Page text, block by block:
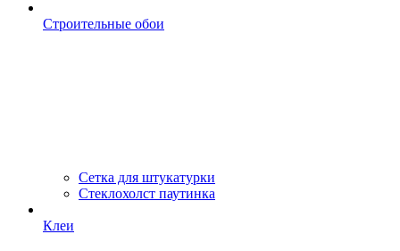
Строительные обои
Сетка для штукатурки
Стеклохолст паутинка
Клеи